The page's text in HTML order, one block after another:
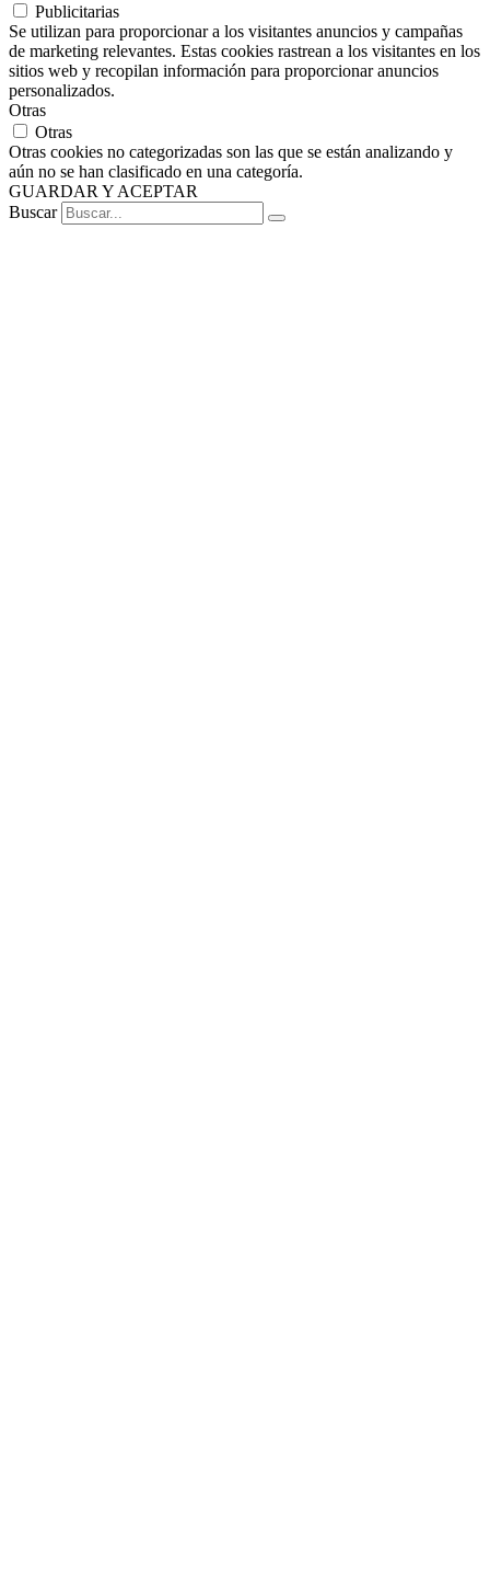
Publicitarias
Se utilizan para proporcionar a los visitantes anuncios y campañas
de marketing relevantes. Estas cookies rastrean a los visitantes en los
sitios web y recopilan información para proporcionar anuncios
personalizados.
Otras
Otras
Otras cookies no categorizadas son las que se están analizando y
aún no se han clasificado en una categoría.
GUARDAR Y ACEPTAR
Buscar